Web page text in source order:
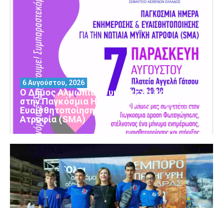
Ο Δήμος Αλμωπίας συμμετέχει και φέτος
στην Παγκόσμια Ημέρα Ενημέρωσης και
Ευαισθητοποίησης για τη Νωτιαία Μυϊκή
Ατροφία (SMA)
6 Αυγούστου, 2026